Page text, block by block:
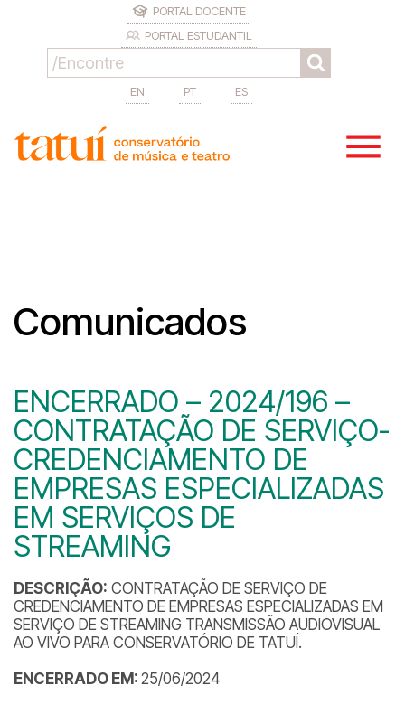
PORTAL DOCENTE
PORTAL ESTUDANTIL
EN PT ES
Comunicados
ENCERRADO – 2024/196 –
CONTRATAÇÃO DE SERVIÇO-
CREDENCIAMENTO DE
EMPRESAS ESPECIALIZADAS
EM SERVIÇOS DE
STREAMING
DESCRIÇÃO: CONTRATAÇÃO DE SERVIÇO DE
CREDENCIAMENTO DE EMPRESAS ESPECIALIZADAS EM
SERVIÇO DE STREAMING TRANSMISSÃO AUDIOVISUAL
AO VIVO PARA CONSERVATÓRIO DE TATUÍ.
ENCERRADO EM: 25/06/2024